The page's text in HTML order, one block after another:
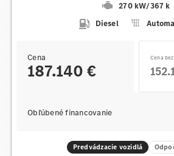
270 kW/367 k
Diesel
Cena
187.140 €
Cena bez
Obľúbené financovanie
Predvádzacie vozidlá